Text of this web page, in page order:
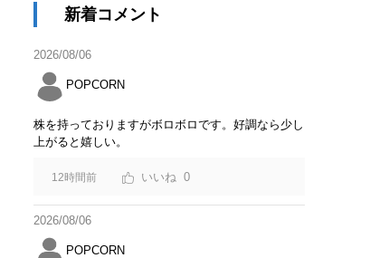
新着コメント
2026/08/06
POPCORN
株を持っておりますがボロボロです。好調なら少し
上がると嬉しい。
12時間前 0
2026/08/06
POPCORN